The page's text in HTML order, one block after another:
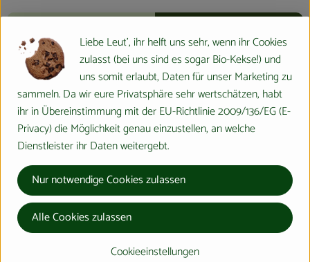
Hofladen
Über uns
Aktuelles
Veranstaltungen
Info Herkunft
Info
Produktinformationen
Herkunft
Hersteller: Bio Company
Liebe Leut', ihr helft uns sehr, wenn ihr Cookies
zulasst (bei uns sind es sogar Bio-Kekse!) und
uns somit erlaubt, Daten für unser Marketing zu
sammeln. Da wir eure Privatsphäre sehr wertschätzen, habt
ihr in Übereinstimmung mit der EU-Richtlinie 2009/136/EG (E-
Privacy) die Möglichkeit genau einzustellen, an welche
Dienstleister ihr Daten weitergebt.
Cookieeinstellungen
Nur notwendige Cookies zulassen
Alle Cookies zulassen